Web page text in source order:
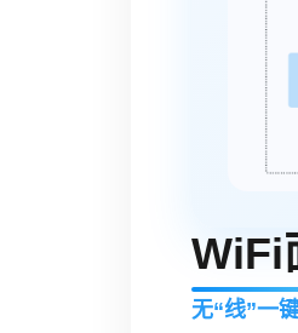
WiFi
无“线”一